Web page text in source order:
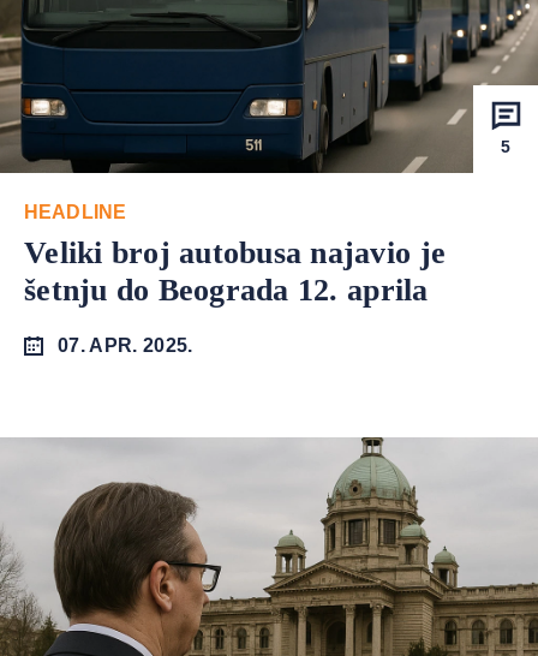
5
HEADLINE
Veliki broj autobusa najavio je
šetnju do Beograda 12. aprila
07. APR. 2025.